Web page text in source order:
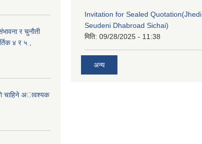
र चुनाैती
४ र ५ ,
चाहिने अावश्यक
Invitation for Sealed Quotation(Jhedi
Seudeni Dhabroad Sichai)
मिति: 09/28/2025 - 11:38
अन्य